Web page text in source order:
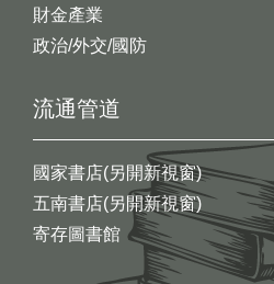
財金產業
政治/外交/國防
流通管道
國家書店(另開新視窗)
五南書店(另開新視窗)
寄存圖書館